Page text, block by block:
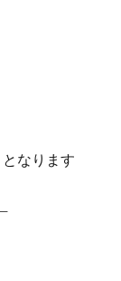
なります